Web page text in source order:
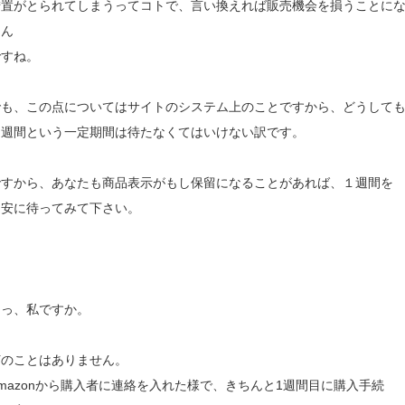
がとられてしまうってコトで、言い換えれば販売機会を損うことにな
ね。
、この点についてはサイトのシステム上のことですから、どうしても
間という一定期間は待たなくてはいけない訳です。
から、あなたも商品表示がもし保留になることがあれば、１週間を
に待ってみて下さい。
、私ですか。
ことはありません。
から購入者に連絡を入れた様で、きちんと1週間目に購入手続